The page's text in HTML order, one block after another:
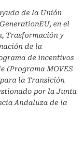
de la Unión
en el
Trasformación y
de la
de incentivos
(Programa MOVES
la Transición
por la Junta
Andaluza de la